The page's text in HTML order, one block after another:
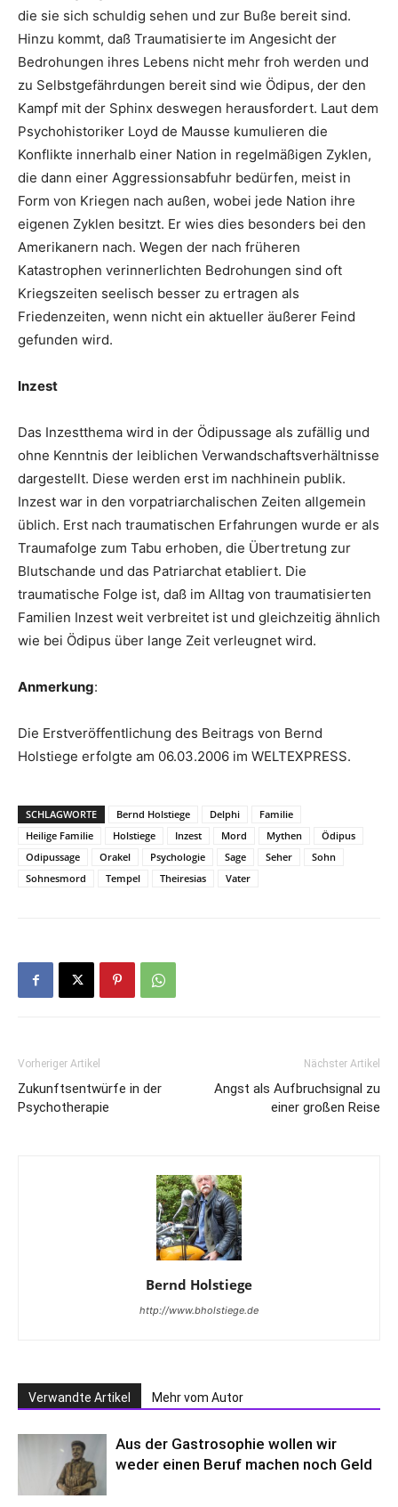
die sie sich schuldig sehen und zur Buße bereit sind.
Hinzu kommt, daß Traumatisierte im Angesicht der
Bedrohungen ihres Lebens nicht mehr froh werden und
zu Selbstgefährdungen bereit sind wie Ödipus, der den
Kampf mit der Sphinx deswegen herausfordert. Laut dem
Psychohistoriker Loyd de Mausse kumulieren die
Konflikte innerhalb einer Nation in regelmäßigen Zyklen,
die dann einer Aggressionsabfuhr bedürfen, meist in
Form von Kriegen nach außen, wobei jede Nation ihre
eigenen Zyklen besitzt. Er wies dies besonders bei den
Amerikanern nach. Wegen der nach früheren
Katastrophen verinnerlichten Bedrohungen sind oft
Kriegszeiten seelisch besser zu ertragen als
Friedenzeiten, wenn nicht ein aktueller äußerer Feind
gefunden wird.
Inzest
Das Inzestthema wird in der Ödipussage als zufällig und
ohne Kenntnis der leiblichen Verwandschaftsverhältnisse
dargestellt. Diese werden erst im nachhinein publik.
Inzest war in den vorpatriarchalischen Zeiten allgemein
üblich. Erst nach traumatischen Erfahrungen wurde er als
Traumafolge zum Tabu erhoben, die Übertretung zur
Blutschande und das Patriarchat etabliert. Die
traumatische Folge ist, daß im Alltag von traumatisierten
Familien Inzest weit verbreitet ist und gleichzeitig ähnlich
wie bei Ödipus über lange Zeit verleugnet wird.
Anmerkung:
Die Erstveröffentlichung des Beitrags von Bernd
Holstiege erfolgte am 06.03.2006 im WELTEXPRESS.
SCHLAGWORTE Bernd Holstiege Delphi
Familie
Heilige Familie
Holstiege Inzest Mord Mythen
Ödipus
Odipussage
Orakel Psychologie Sage Seher
Sohn
Sohnesmord
Tempel Theiresias Vater
Vorheriger Artikel
Zukunftsentwürfe in der
Psychotherapie
Nächster Artikel
Angst als Aufbruchsignal zu
einer großen Reise
Bernd Holstiege
http://www.bholstiege.de
Verwandte Artikel Mehr vom Autor
Aus der Gastrosophie wollen wir
weder einen Beruf machen noch Geld